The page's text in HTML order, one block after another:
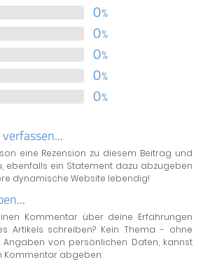
0%
0%
0%
0%
0%
eine Rezension zu diesem Beitrag und
ebenfalls ein Statement dazu abzugeben
dynamische Website lebendig!
Kommentar über deine Erfahrungen
Artikels schreiben? Kein Thema - ohne
von persönlichen Daten, kannst
Kommentar abgeben: